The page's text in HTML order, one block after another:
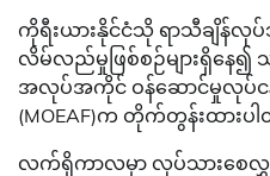
ကိုရီးယားနိုင်ငံသို ရာသီချိန်
လိမ်လည်မှုဖြစ်စဉ်များရှိနေ၍
အလုပ်အကိုင် ဝန်ဆောင်မှုလုပ်ငန်
(MOEAF)က တိုက်တွန်းထားပ
လက်ရှိကာလမှာ လုပ်သားစေလွှတ်